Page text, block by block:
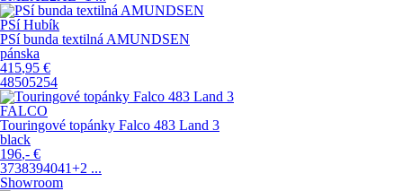
PSí Hubík
PSí bunda textilná AMUNDSEN
pánska
415,95 €
48505254
FALCO
Touringové topánky Falco 483 Land 3
black
196,- €
3738394041+2 ...
Showroom